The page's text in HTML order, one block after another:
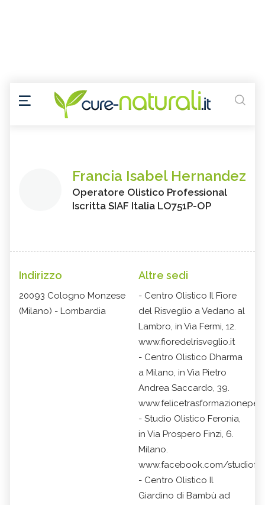
Francia Isabel Hernandez
Operatore Olistico Professional
Iscritta SIAF Italia LO751P-OP
Indirizzo
20093 Cologno Monzese
(Milano) - Lombardia
Altre sedi
- Centro Olistico Il Fiore
del Risveglio a Vedano al
Lambro, in Via Fermi, 12.
www.fioredelrisveglio.it
- Centro Olistico Dharma
a Milano, in Via Pietro
Andrea Saccardo, 39.
- Studio Olistico Feronia,
in Via Prospero Finzi, 6.
Milano.
www.facebook.com/
- Centro Olistico Il
Giardino di Bambù ad